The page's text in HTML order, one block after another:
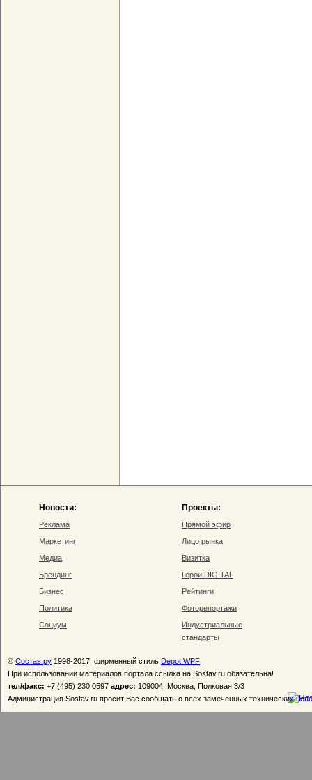
Новости:
Реклама
Маркетинг
Медиа
Брендинг
Бизнес
Политика
Социум
Проекты:
Прямой эфир
Лицо рынка
Визитка
Герои DIGITAL
Рейтинги
Фоторепортажи
Индустриальные
стандарты
© Состав.ру 1998-2017, фирменный стиль Depot WPF
При использовании материалов портала ссылка на Sostav.ru обязательна!
тел/факс: +7 (495) 230 0597 адрес: 109004, Москва, Полковая 3/3
Администрация Sostav.ru просит Вас сообщать о всех замеченных технических